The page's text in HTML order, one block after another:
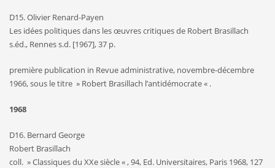
D15. Olivier Renard-Payen
Les idées politiques dans les œuvres critiques de Robert Brasillach
s.éd., Rennes s.d. [1967], 37 p.
première publication in Revue administrative, novembre-décembre
1966, sous le titre » Robert Brasillach l’antidémocrate « .
1968
D16. Bernard George
Robert Brasillach
coll. » Classiques du XXe siècle « , 94, Ed. Universitaires, Paris 1968, 127